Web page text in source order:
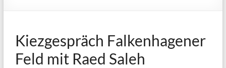
Kiezgespräch Falkenhagener
Feld mit Raed Saleh